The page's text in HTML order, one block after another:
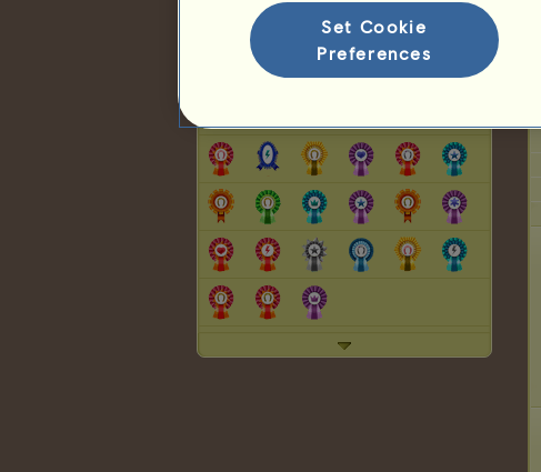
Pořadí vítězství
Stužky
Set Cookie
Preferences